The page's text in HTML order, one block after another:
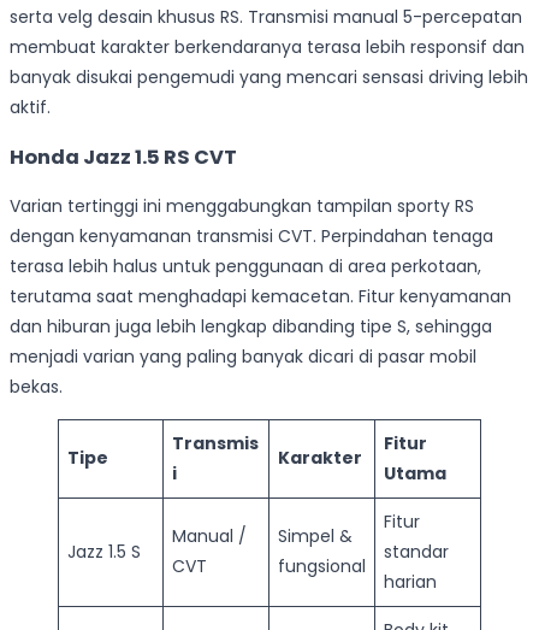
serta velg desain khusus RS. Transmisi manual 5-percepatan
membuat karakter berkendaranya terasa lebih responsif dan
banyak disukai pengemudi yang mencari sensasi driving lebih
aktif.
Honda Jazz 1.5 RS CVT
Varian tertinggi ini menggabungkan tampilan sporty RS
dengan kenyamanan transmisi CVT. Perpindahan tenaga
terasa lebih halus untuk penggunaan di area perkotaan,
terutama saat menghadapi kemacetan. Fitur kenyamanan
dan hiburan juga lebih lengkap dibanding tipe S, sehingga
menjadi varian yang paling banyak dicari di pasar mobil
bekas.
Tipe
Transmis
i
Karakter
Fitur
Utama
Jazz 1.5 S
Manual /
CVT
Simpel &
fungsional
Fitur
standar
harian